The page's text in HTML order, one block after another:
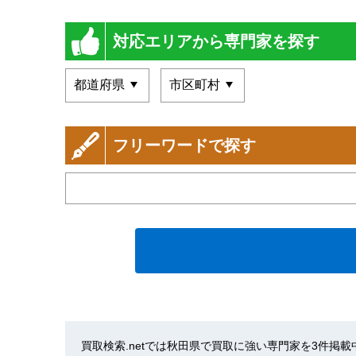
対応エリアから専門家を探す
フリーワードで探す
買取検索.netでは秋田県で買取に強い専門家を3件掲載